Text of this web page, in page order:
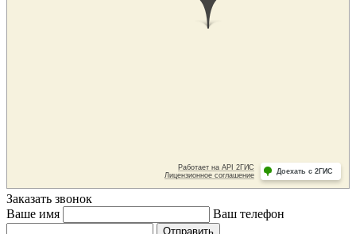
Заказать звонок
Ваше имя
Ваш телефон